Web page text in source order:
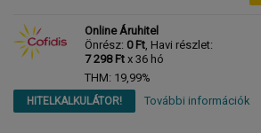
Online Áruhitel
Önrész: 0 Ft, Havi részlet:
7 298 Ft x 36 hó
THM: 19,99%
HITELKALKULÁTOR! További információk